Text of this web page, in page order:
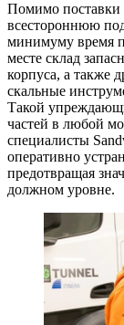
Помимо поставки
всестороннюю
минимуму время
месте склад
корпуса, а также
скальные
Такой
частей в любой
специалисты
оперативно
предотвращая
должном уровне.